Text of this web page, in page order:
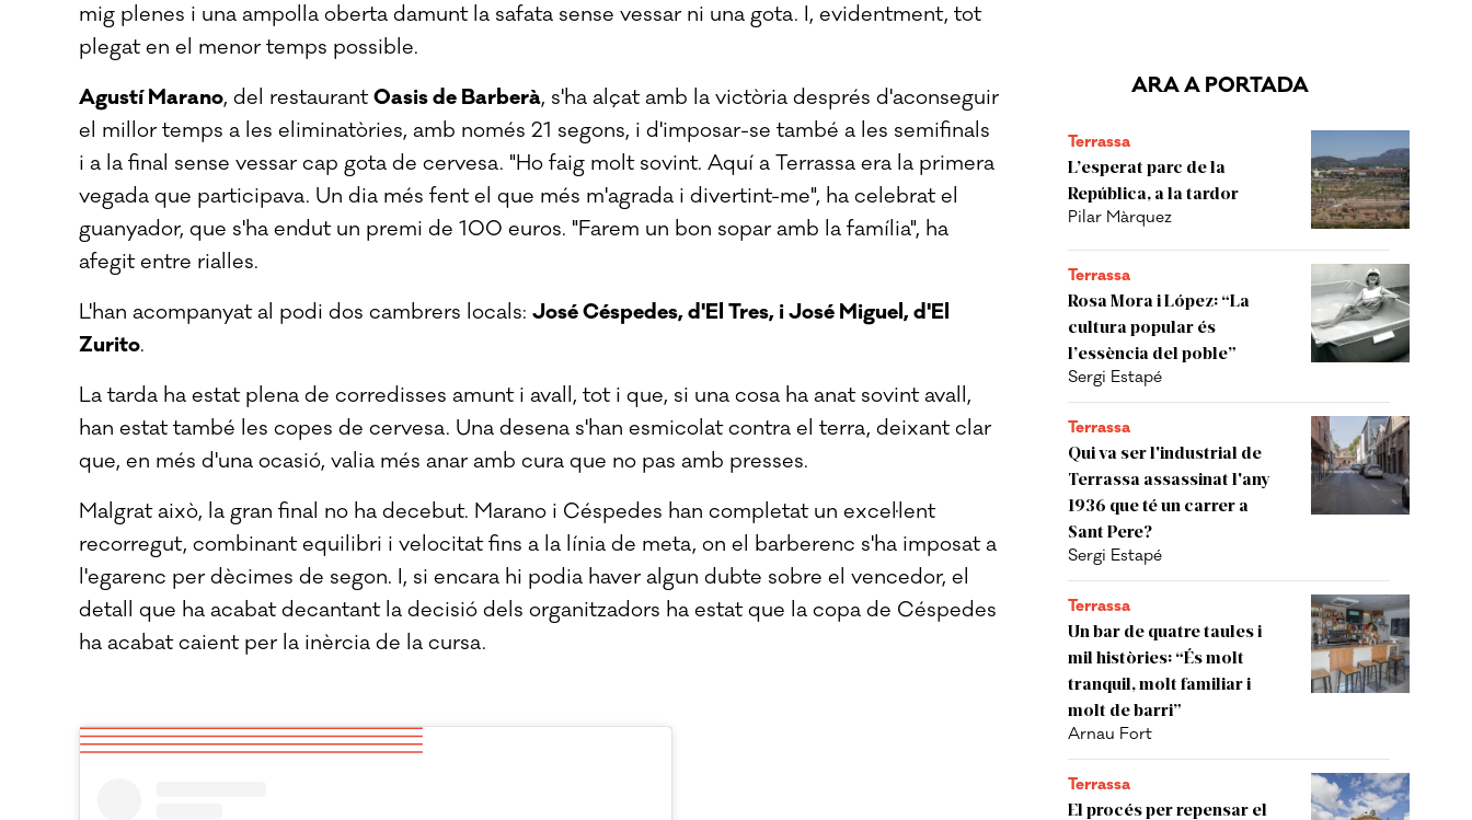
ARA A PORTADA
Terrassa
L’esperat parc de la
República, a la tardor
Pilar Màrquez
Terrassa
Rosa Mora i López: “La
cultura popular és
l’essència del poble”
Sergi Estapé
Terrassa
Qui va ser l'industrial de
Terrassa assassinat l'any
1936 que té un carrer a
Sant Pere?
Sergi Estapé
Terrassa
Un bar de quatre taules i
mil històries: “És molt
tranquil, molt familiar i
molt de barri”
Arnau Fort
Terrassa
El procés per repensar el
mig plenes i una ampolla oberta damunt la safata sense vessar ni una gota. I, evidentment, tot
plegat en el menor temps possible.
Agustí Marano, del restaurantOasis de Barberà, s'ha alçat amb la victòria després d'aconseguir
el millor temps a les eliminatòries, amb només 21 segons, i d'imposar-se també a les semifinals
i a la final sense vessar cap gota de cervesa. "Ho faig molt sovint. Aquí a Terrassa era la primera
vegada que participava. Un dia més fent el que més m'agrada i divertint-me", ha celebrat el
guanyador, que s'ha endut un premi de 100 euros. "Farem un bon sopar amb la família", ha
afegit entre rialles.
L'han acompanyat al podi dos cambrers locals: José Céspedes, d'El Tres, i José Miguel, d'El
Zurito.
La tarda ha estat plena de corredisses amunt i avall, tot i que, si una cosa ha anat sovint avall,
han estat també les copes de cervesa. Una desena s'han esmicolat contra el terra, deixant clar
que, en més d'una ocasió, valia més anar amb cura que no pas amb presses.
Malgrat això, la gran final no ha decebut. Marano i Céspedes han completat un excel·lent
recorregut, combinant equilibri i velocitat fins a la línia de meta, on el barberenc s'ha imposat a
l'egarenc per dècimes de segon. I, si encara hi podia haver algun dubte sobre el vencedor, el
detall que ha acabat decantant la decisió dels organitzadors ha estat que la copa de Céspedes
ha acabat caient per la inèrcia de la cursa.